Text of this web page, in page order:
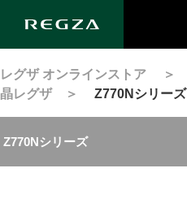
レグザ オンラインストア ＞
晶レグザ＞ Z770Nシリーズ
Z770Nシリーズ